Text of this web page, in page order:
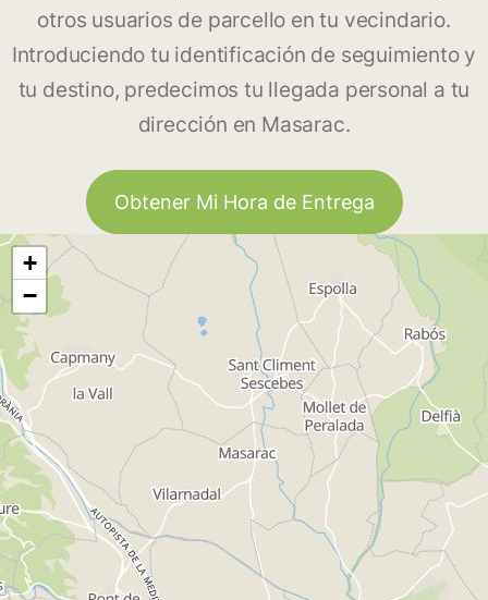
otros usuarios de parcello en tu vecindario.
Introduciendo tu identificación de seguimiento y
tu destino, predecimos tu llegada personal a tu
dirección en Masarac.
Obtener Mi Hora de Entrega
+
−